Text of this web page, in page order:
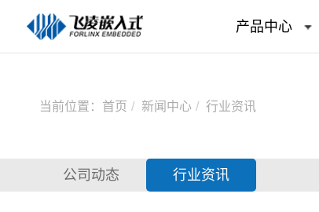
产品中心
当前位置： 首页 新闻中心 行业资讯
公司动态 行业资讯